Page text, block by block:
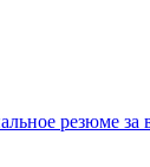
резюме за